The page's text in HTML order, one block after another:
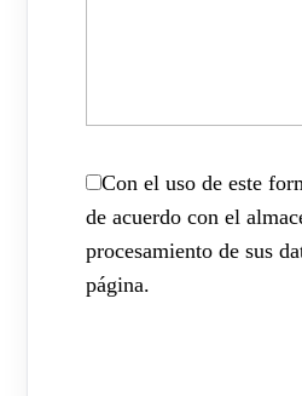
Con el uso de este
de acuerdo con el
procesamiento de sus
página.